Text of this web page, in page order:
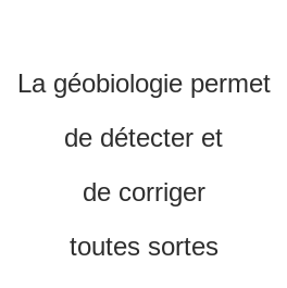
La géobiologie permet
de détecter et
de corriger
toutes sortes